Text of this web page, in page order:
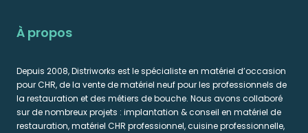
À propos
Depuis 2008, Distriworks est le spécialiste en matériel d’occasion
pour CHR, de la vente de matériel neuf pour les professionnels de
la restauration et des métiers de bouche. Nous avons collaboré
sur de nombreux projets : implantation & conseil en matériel de
restauration, matériel CHR professionnel, cuisine professionnelle,